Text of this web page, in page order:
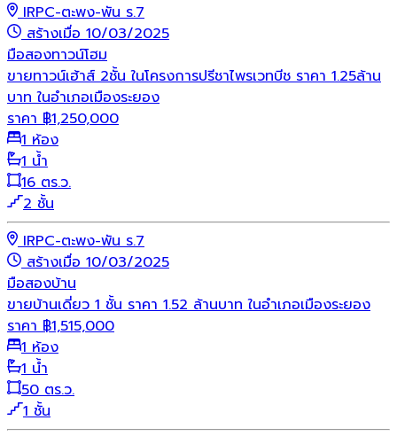
IRPC-ตะพง-พัน ร.7
สร้างเมื่อ 10/03/2025
มือสองทาวน์โฮม
ขายทาวน์เฮ้าส์ 2ชั้น ในโครงการปรีชาไพรเวทบีช ราคา 1.25ล้าน
บาท ในอำเภอเมืองระยอง
ราคา ฿1,250,000
1 ห้อง
1 น้ำ
16 ตร.ว.
2 ชั้น
IRPC-ตะพง-พัน ร.7
สร้างเมื่อ 10/03/2025
มือสองบ้าน
ขายบ้านเดี่ยว 1 ชั้น ราคา 1.52 ล้านบาท ในอำเภอเมืองระยอง
ราคา ฿1,515,000
1 ห้อง
1 น้ำ
50 ตร.ว.
1 ชั้น